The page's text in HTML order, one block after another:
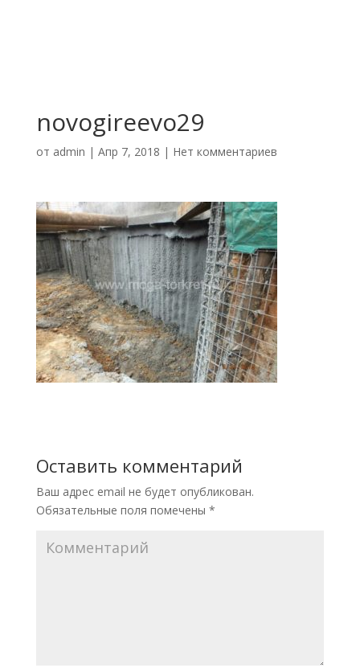
novogireevo29
от admin | Апр 7, 2018 | Нет комментариев
Оставить комментарий
Ваш адрес email не будет опубликован.
Обязательные поля помечены *